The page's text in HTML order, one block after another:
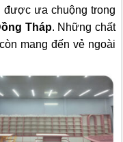
được ưa chuộng trong
Tháp. Những chất
mang đến vẻ ngoài